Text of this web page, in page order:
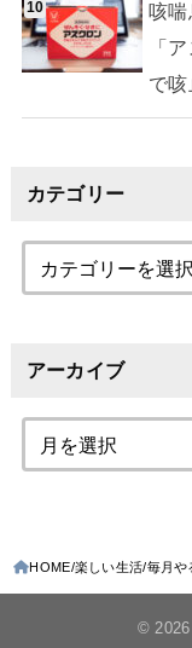
咳
「
で咳
カテゴリー
アーカイブ
HOME 楽しい生活 毎月や
© 2026